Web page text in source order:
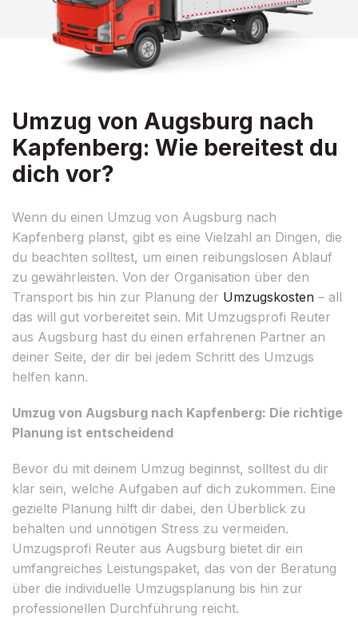
Umzug von Augsburg nach
Kapfenberg: Wie bereitest du
dich vor?
Wenn du einen Umzug von Augsburg nach
Kapfenberg planst, gibt es eine Vielzahl an Dingen, die
du beachten solltest, um einen reibungslosen Ablauf
zu gewährleisten. Von der Organisation über den
Transport bis hin zur Planung der Umzugskosten – all
das will gut vorbereitet sein. Mit Umzugsprofi Reuter
aus Augsburg hast du einen erfahrenen Partner an
deiner Seite, der dir bei jedem Schritt des Umzugs
helfen kann.
Umzug von Augsburg nach Kapfenberg: Die richtige
Planung ist entscheidend
Bevor du mit deinem Umzug beginnst, solltest du dir
klar sein, welche Aufgaben auf dich zukommen. Eine
gezielte Planung hilft dir dabei, den Überblick zu
behalten und unnötigen Stress zu vermeiden.
Umzugsprofi Reuter aus Augsburg bietet dir ein
umfangreiches Leistungspaket, das von der Beratung
über die individuelle Umzugsplanung bis hin zur
professionellen Durchführung reicht.